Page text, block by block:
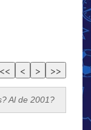
Al de 2001?